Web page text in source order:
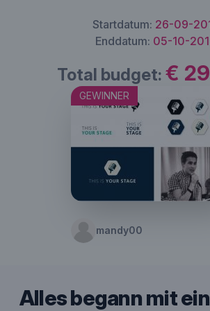
Startdatum: 26-09-
Enddatum: 05-10-
Total budget: €
GEWINNER
mandy00
Alles begann mit